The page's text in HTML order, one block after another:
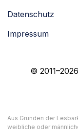
Datenschutz
Impressum
©
Aus Gründen der
weibliche oder